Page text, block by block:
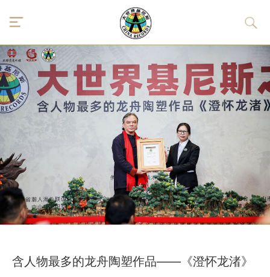
含人物最多的龙舟陶塑作品——《澄怀龙渚》